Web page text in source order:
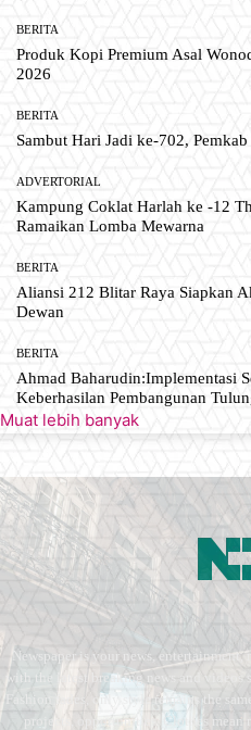
BERITA
Produk Kopi Premium Asal
2026
BERITA
Sambut Hari Jadi ke-702,
ADVERTORIAL
Kampung Coklat Harlah ke -12
Ramaikan Lomba Mewarna
BERITA
Aliansi 212 Blitar Raya Siapkan
Dewan
BERITA
Ahmad Baharudin:Implementasi
Keberhasilan Pembangunan
Muat lebih banyak
Newspaper is your news, entertainment,
with the latest breaking news and
Fashion fades, only style remains the
projects, opportunities. Clothes